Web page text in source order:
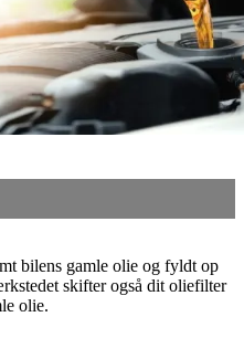
bilens gamle olie og fyldt op
skifter også dit oliefilter
olie.